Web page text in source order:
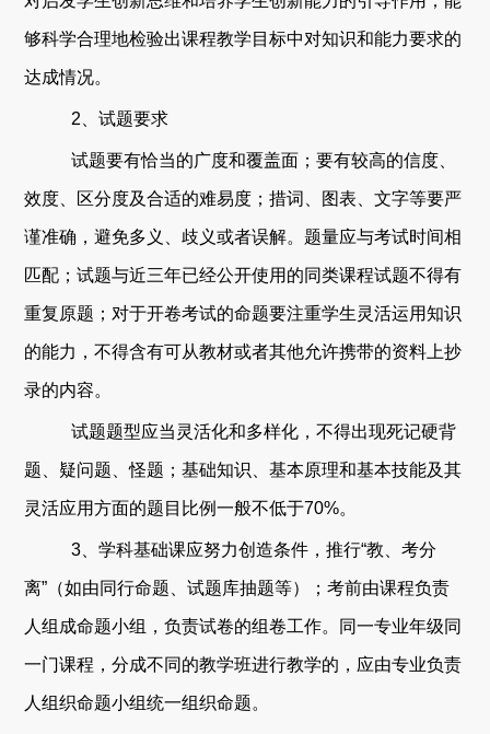
够科学合理地检验出课程教学目标中对知识和能力要求的
达成情况。
2 、试题要求
试题要有恰当的广度和覆盖面；要有较高的信度、
效度、区分度及合适的难易度；措词 、图表 、文字等要严
谨准确 ，避免多 义 、歧义或者误解。题量应与考试时间相
匹配；试题与近三年已经公开使用的同类课程试题不得有
重复原题 ； 对于开卷考试的命题要注重学生灵活运用知识
的能力，不得含有可从教材或者其他允许携带的资料上抄
录的内容。
试题题型应当 灵活化和多样化 ，不得出现死记硬背
题 、疑问题 、怪题 ；基础知识 、基本原理和基本技能及其
灵活应用方面的题目比例一般不低于70%。
3 、学科基础课应努力创造条件，推行“教、考分
离” （如由同行命题、试题库抽题等） ；考前由课程负责
人组成命题小组，负责试卷的组卷工作。同一专业年级同
一门课程，分成不同的教学班进行教学的，应由专业负责
人组织命题小组统一组织命题。